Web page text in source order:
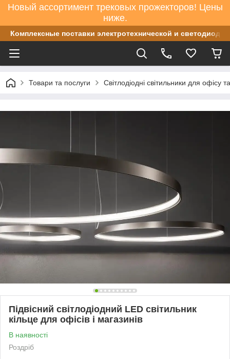
Новый ассортимент трековых прожекторов! Цены
ниже.
Комплексные поставки электротехнической и
Товари та послуги Світлодіодні світильники для офісу
Підвісний світлодіодний LED світильник
кільце для офісів і магазинів
В наявності
Роздріб